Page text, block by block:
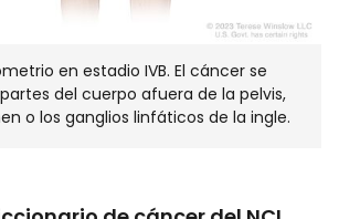
en estadio IVB. El cáncer se
del cuerpo afuera de la pelvis,
o los ganglios linfáticos de la ingle.